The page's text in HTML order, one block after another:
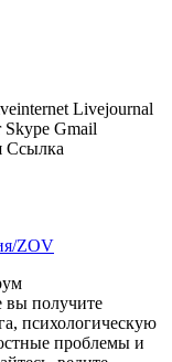
Livejournal
Skype Gmail
Ссылка
ZOV
вы получите
психологическую
проблемы и